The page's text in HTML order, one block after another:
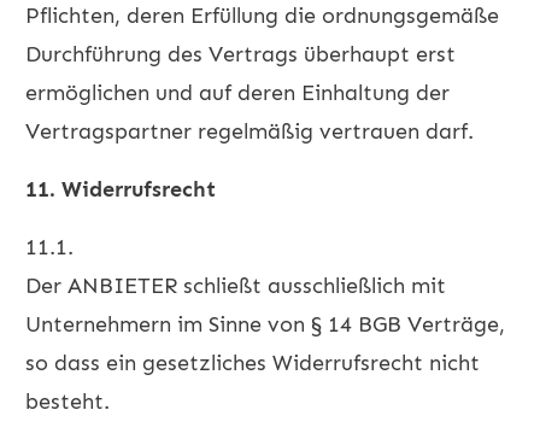
Pflichten, deren Erfüllung die ordnungsgemäße
Durchführung des Vertrags überhaupt erst
ermöglichen und auf deren Einhaltung der
Vertragspartner regelmäßig vertrauen darf.
11. Widerrufsrecht
11.1.
Der ANBIETER schließt ausschließlich mit
Unternehmern im Sinne von § 14 BGB Verträge,
so dass ein gesetzliches Widerrufsrecht nicht
besteht.